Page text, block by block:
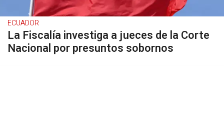
ECUADOR
La Fiscalía investiga a jueces de la Corte
Nacional por presuntos sobornos